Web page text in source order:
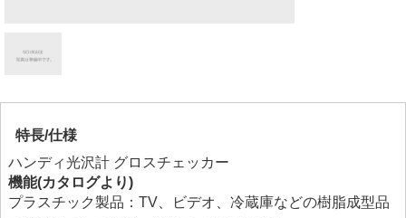
特長/仕様
ハンディ光沢計 グロスチェッカー
機能(カタログより)
プラスチック製品：TV、ビデオ、冷蔵庫などの樹脂成型品